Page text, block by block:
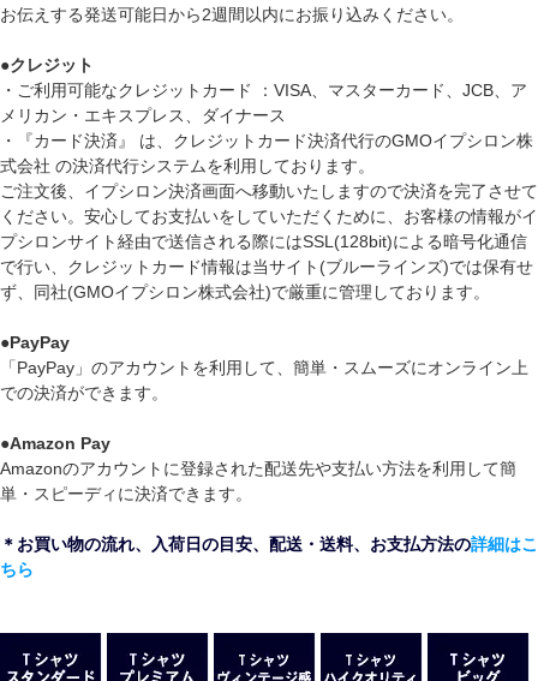
お伝えする発送可能日から2週間以内にお振り込みください。
●クレジット
・ご利用可能なクレジットカード ：VISA、マスターカード、JCB、ア
メリカン・エキスプレス、ダイナース
・『カード決済』 は、クレジットカード決済代行のGMOイプシロン株
式会社 の決済代行システムを利用しております。
ご注文後、イプシロン決済画面へ移動いたしますので決済を完了させて
ください。安心してお支払いをしていただくために、お客様の情報がイ
プシロンサイト経由で送信される際にはSSL(128bit)による暗号化通信
で行い、クレジットカード情報は当サイト(ブルーラインズ)では保有せ
ず、同社(GMOイプシロン株式会社)で厳重に管理しております。
●PayPay
「PayPay」のアカウントを利用して、簡単・スムーズにオンライン上
での決済ができます。
●Amazon Pay
Amazonのアカウントに登録された配送先や支払い方法を利用して簡
単・スピーディに決済できます。
＊お買い物の流れ、入荷日の目安、配送・送料、お支払方法の詳細はこ
ちら